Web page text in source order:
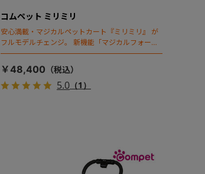
コムペット ミリミリ
安心満載・マジカルペットカート『ミリミリ』 が
フルモデルチェンジ。 新機能「マジカルフォール
ディング」搭載
￥48,400
5.0（1）